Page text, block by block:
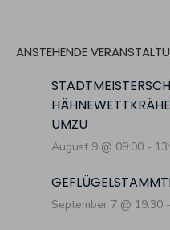
ANSTEHENDE
UMZU
August 9 @ 09:00 -
September 7 @ 19:30 -